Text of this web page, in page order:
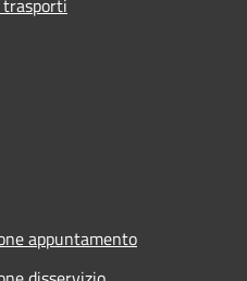
appuntamento